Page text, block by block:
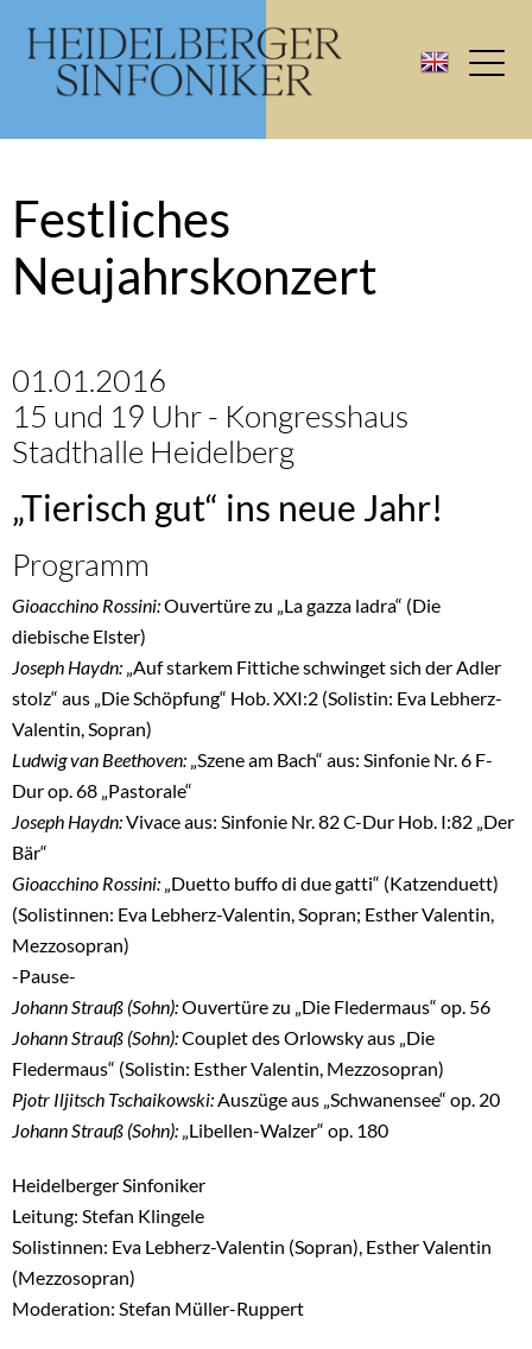
Festliches
Neujahrskonzert
01.01.2016
15 und 19 Uhr - Kongresshaus
Stadthalle Heidelberg
„Tierisch gut“ ins neue Jahr!
Programm
Gioacchino Rossini:Ouvertüre zu „La gazza ladra“ (Die
diebische Elster)
Joseph Haydn: „Auf starkem Fittiche schwinget sich der Adler
stolz“ aus „Die Schöpfung“ Hob. XXI:2 (Solistin: Eva Lebherz-
Valentin, Sopran)
Ludwig van Beethoven: „Szene am Bach“ aus: Sinfonie Nr. 6 F-
Dur op. 68 „Pastorale“
Joseph Haydn:Vivace aus: Sinfonie Nr. 82 C-Dur Hob. I:82 „Der
Bär“
Gioacchino Rossini: „Duetto buffo di due gatti“ (Katzenduett)
(Solistinnen: Eva Lebherz-Valentin, Sopran; Esther Valentin,
Mezzosopran)
-Pause-
Johann Strauß (Sohn):Ouvertüre zu „Die Fledermaus“ op. 56
Johann Strauß (Sohn):Couplet des Orlowsky aus „Die
Fledermaus“ (Solistin: Esther Valentin, Mezzosopran)
Pjotr Iljitsch Tschaikowski:Auszüge aus „Schwanensee“ op. 20
Johann Strauß (Sohn): „Libellen-Walzer“ op. 180
Heidelberger Sinfoniker
Leitung: Stefan Klingele
Solistinnen: Eva Lebherz-Valentin (Sopran), Esther Valentin
(Mezzosopran)
Moderation: Stefan Müller-Ruppert